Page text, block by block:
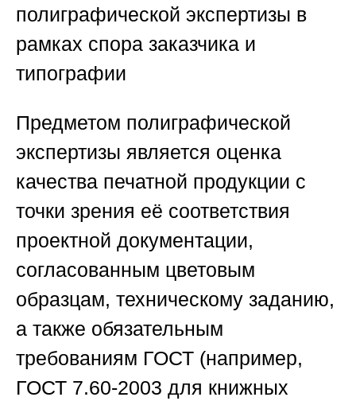
полиграфической экспертизы в
рамках спора заказчика и
типографии
Предметом полиграфической
экспертизы является оценка
качества печатной продукции с
точки зрения её соответствия
проектной документации,
согласованным цветовым
образцам, техническому заданию,
а также обязательным
требованиям ГОСТ (например,
ГОСТ 7.60-2003 для книжных